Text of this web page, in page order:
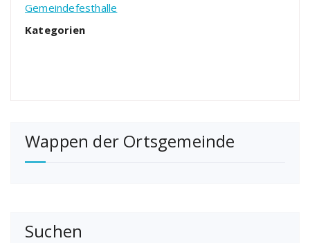
Gemeindefesthalle
Kategorien
Wappen der Ortsgemeinde
Suchen